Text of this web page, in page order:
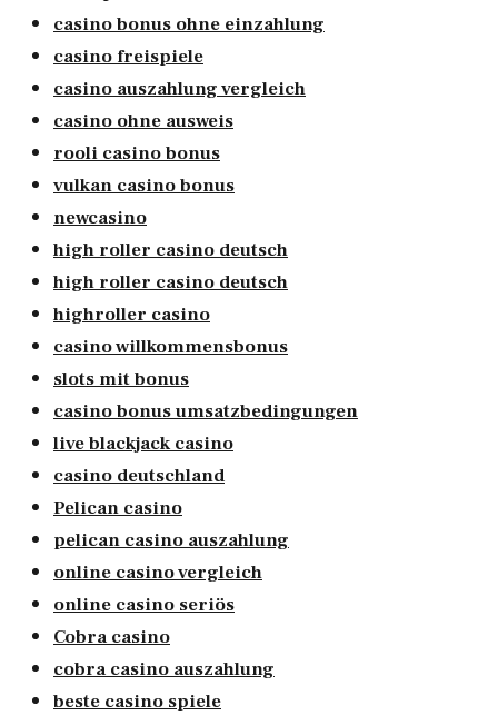
casino bonus ohne einzahlung
casino freispiele
casino auszahlung vergleich
casino ohne ausweis
rooli casino bonus
vulkan casino bonus
newcasino
high roller casino deutsch
high roller casino deutsch
highroller casino
casino willkommensbonus
slots mit bonus
casino bonus umsatzbedingungen
live blackjack casino
casino deutschland
Pelican casino
pelican casino auszahlung
online casino vergleich
online casino seriös
Cobra casino
cobra casino auszahlung
beste casino spiele